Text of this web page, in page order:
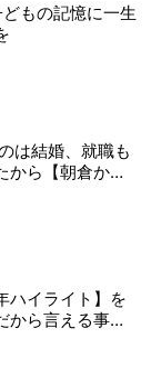
どもの記憶に一生
は結婚、就職も
から【朝倉かす
ハイライト】を
から言える事件